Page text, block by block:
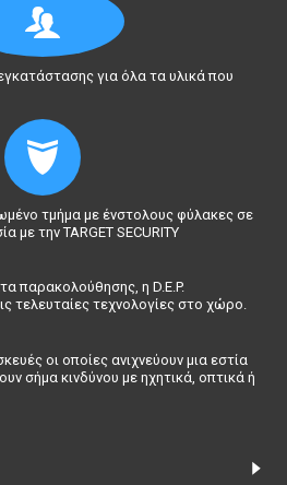
για όλα τα υλικά που
τμήμα με ένστολους φύλακες σε
με την TARGET SECURITY
παρακολούθησης, η D.E.P.
τελευταίες τεχνολογίες στο χώρο.
οι οποίες ανιχνεύουν μια εστία
σήμα κινδύνου με ηχητικά, οπτικά ή